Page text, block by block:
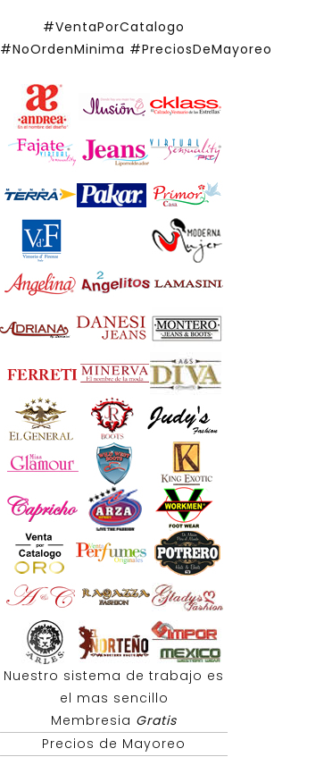
#VentaPorCatalogo
#NoOrdenMinima #PreciosDeMayoreo
Nuestro sistema de trabajo es
el mas sencillo
Membresia Gratis
Precios de Mayoreo